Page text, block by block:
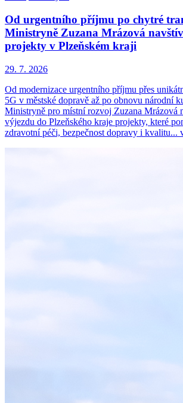
Od urgentního příjmu po chytré
Ministryně Zuzana Mrázová
projekty v Plzeňském kraji
29. 7. 2026
Od modernizace urgentního příjmu přes
5G v městské dopravě až po obnovu národní
Ministryně pro místní rozvoj Zuzana Mrázová
výjezdu do Plzeňského kraje projekty, které
zdravotní péči, bezpečnost dopravy i kvalitu...